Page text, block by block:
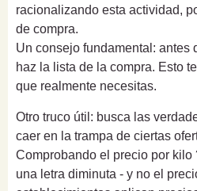
racionalizando esta actividad,
de compra.
Un consejo fundamental: antes
haz la lista de la compra. Esto
que realmente necesitas.
Otro truco útil: busca las
caer en la trampa de ciertas
Comprobando el precio por kilo
una letra diminuta - y no el